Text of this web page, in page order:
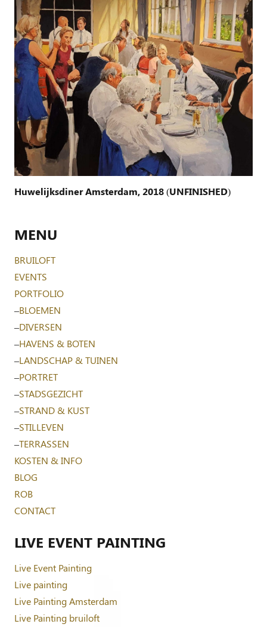
Huwelijksdiner Amsterdam, 2018 (UNFINISHED)
MENU
BRUILOFT
EVENTS
PORTFOLIO
–BLOEMEN
–DIVERSEN
–HAVENS & BOTEN
–LANDSCHAP & TUINEN
–PORTRET
–STADSGEZICHT
–STRAND & KUST
–STILLEVEN
–TERRASSEN
KOSTEN & INFO
BLOG
ROB
CONTACT
LIVE EVENT PAINTING
Live Event Painting
Live painting
Live Painting Amsterdam
Live Painting bruiloft